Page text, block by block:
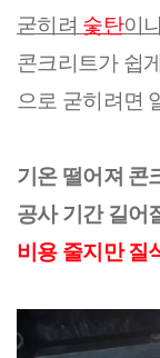
굳히려 숯탄이
콘크리트가 쉽
으로 굳히려면
기온 떨어져 콘
공사 기간 길어
비용 줄지만 질